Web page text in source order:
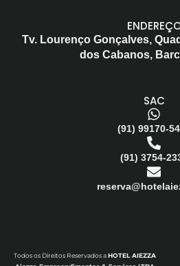
SAC
(91) 99170-
(91) 3754-
Tv. Lourenço Gonçalves,
dos Cabanos,
Todos os Direitos Reservados aHOTEL AIEZZA